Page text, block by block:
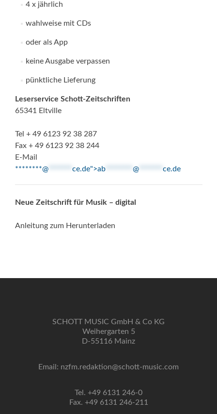
4 x jährlich
wahlweise mit CDs
oder als App
keine Ausgabe verpassen
pünktliche Lieferung
Leserservice Schott-Zeitschriften
65341 Eltville
Tel + 49 6123 92 38 287
Fax + 49 6123 92 38 244
E-Mail
********@
ce.de">ab @ ce.de
Neue Zeitschrift für Musik – digital
Anleitung zum Herunterladen
SCHOTT MUSIC GmbH & Co KG
Weihergarten 5
D-55116 Mainz
Email: nzfm.redaktion@schott-music.com
Tel. +49 6131 246-0
Fax. +49 6131 246-211